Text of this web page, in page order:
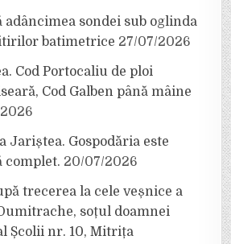
sondei sub oglinda
batimetrice 27/07/2026
Cod Portocaliu de ploi
Cod Galben până mâine
Jariștea. Gospodăria este
complet. 20/07/2026
trecerea la cele veșnice a
soțul doamnei
Școlii nr. 10, Mitrița